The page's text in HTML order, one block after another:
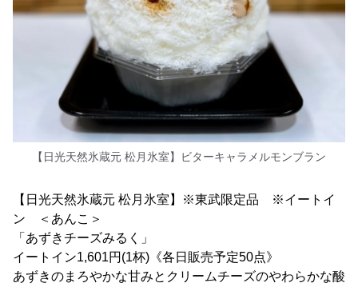
【日光天然氷蔵元 松月氷室】ビターキャラメルモンブラン
【日光天然氷蔵元 松月氷室】※東武限定品 ※イートイ
ン ＜あんこ＞
「あずきチーズみるく」
イートイン1,601円(1杯)《各日販売予定50点》
あずきのまろやかな甘みとクリームチーズのやわらかな酸